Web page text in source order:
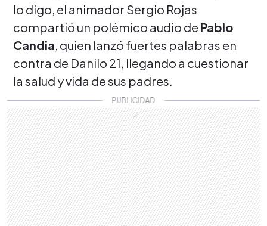
lo digo, el animador Sergio Rojas
compartió un polémico audio de Pablo
Candia, quien lanzó fuertes palabras en
contra de Danilo 21, llegando a cuestionar
la salud y vida de sus padres.